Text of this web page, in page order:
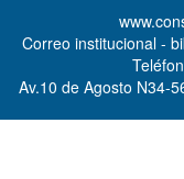
Correo institucional -
Av.10 de Agosto N34-